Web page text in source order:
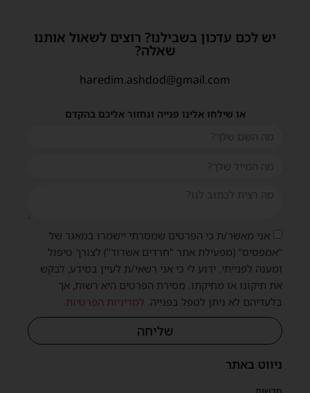
ניווט באתר
יש לכם עדכון בשבילנו? רוצים לשאול אותנו
שאלה?
haredim.ashdod@gmail.com
או שילחו אלינו פנייה ונחזור אליכם בהקדם
אני מאשר/ת כי הפרטים שמסרתי יישמרו במאגר של
"אמפסיס" (מפעילת אתר "חרדים אשדוד") לצורך טיפול
ומענה לפנייתי. ידוע לי כי אני רשאי/ת לעיין במידע, לבקש
את תיקונו או מחיקתו. מסירת הפרטים היא רשות, אך
בלעדיהם לא ניתן לטפל בפנייה. למדיניות הפרטיות.
שליחה